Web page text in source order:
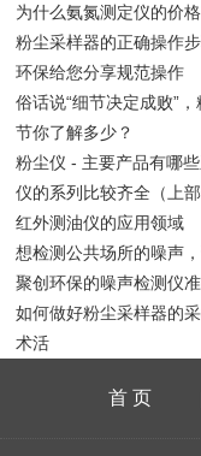
为什么氨氮测定仪的价
粉尘采样器的正确操作
环保给您分享规范操作
俗话说“细节决定成败”
节你了解多少？
粉尘仪 - 主要产品有哪
仪的系列比较齐全（上部
红外测油仪的应用领域
想检测公共场所的噪声
聚创环保的噪声检测仪
如何做好粉尘采样器的
术活
首 页